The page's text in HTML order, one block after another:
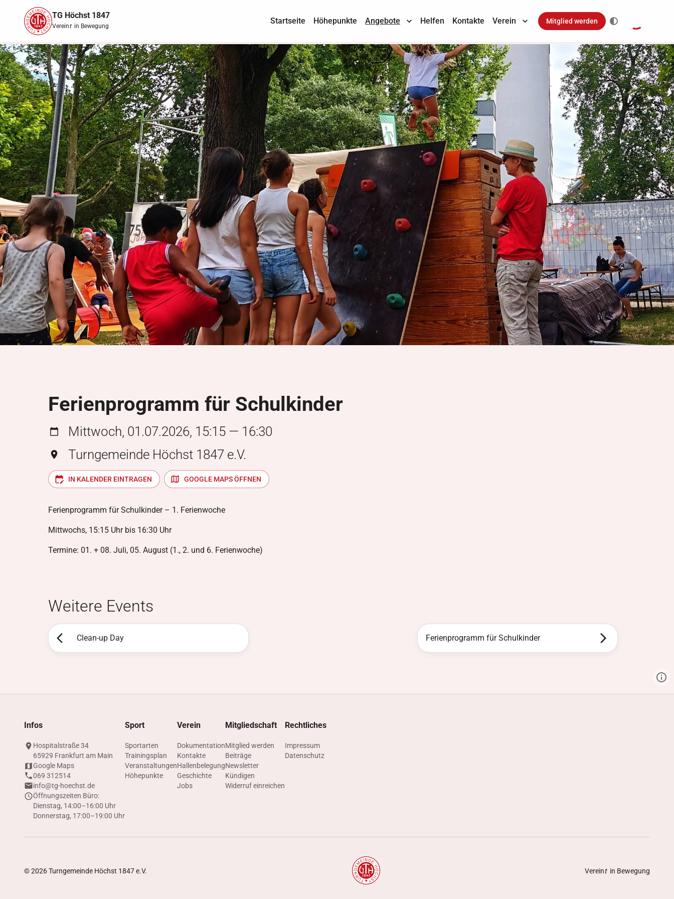
TG Höchst 1847
Vereintin Bewegung
Startseite Höhepunkte Angebote Helfen Kontakte Verein Mitglied werden
Ferienprogramm für Schulkinder
Mittwoch, 01.07.2026, 15:15 — 16:30
Turngemeinde Höchst 1847 e.V.
IN KALENDER EINTRAGEN GOOGLE MAPS ÖFFNEN
Ferienprogramm für Schulkinder – 1. Ferienwoche
Mittwochs, 15:15 Uhr bis 16:30 Uhr
Termine: 01. + 08. Juli, 05. August (1., 2. und 6. Ferienwoche)
Weitere Events
Clean-up Day Ferienprogramm für Schulkinder
Infos
Hospitalstraße 34
65929 Frankfurt am Main
Google Maps
069 312514
info@tg-hoechst.de
Öffnungszeiten Büro:
Dienstag, 14:00–16:00 Uhr
Donnerstag, 17:00–19:00 Uhr
Sport
Sportarten
Trainingsplan
Veranstaltungen
Höhepunkte
Verein
Dokumentation
Kontakte
Hallenbelegung
Geschichte
Jobs
Mitgliedschaft
Mitglied werden
Beiträge
Newsletter
Kündigen
Widerruf einreichen
Rechtliches
Impressum
Datenschutz
©2026Turngemeinde Höchst 1847 e.V. Vereintin Bewegung